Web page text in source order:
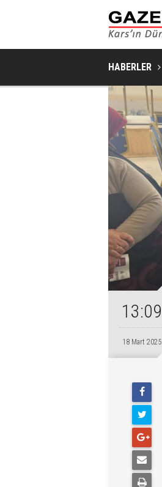
HABERLER
13:09
18 Mart 2025